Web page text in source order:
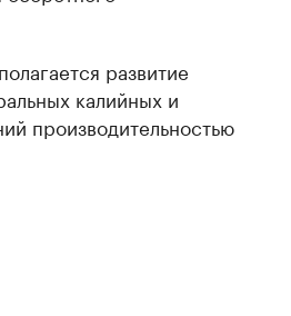
развитие
калийных и
производительностью